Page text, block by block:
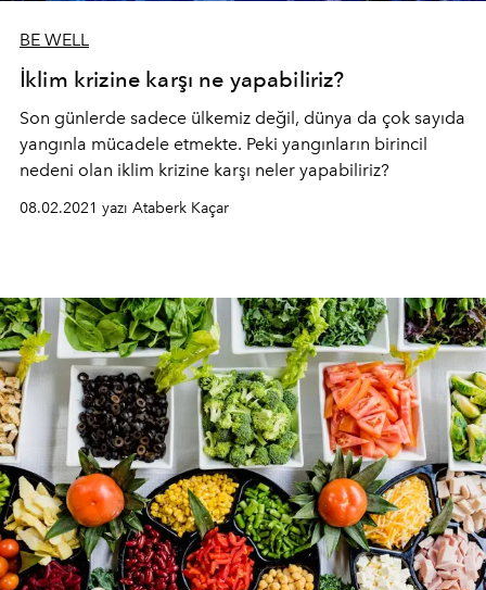
BE WELL
İklim krizine karşı ne yapabiliriz?
Son günlerde sadece ülkemiz değil, dünya da çok sayıda
yangınla mücadele etmekte. Peki yangınların birincil
nedeni olan iklim krizine karşı neler yapabiliriz?
08.02.2021 yazı Ataberk Kaçar